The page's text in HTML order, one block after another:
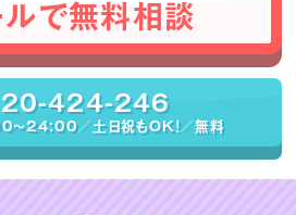
ルで無料相談
424-246
〜24:00／土日祝もOK！／無料